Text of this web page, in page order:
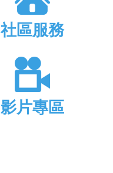
社區服務
影片專區